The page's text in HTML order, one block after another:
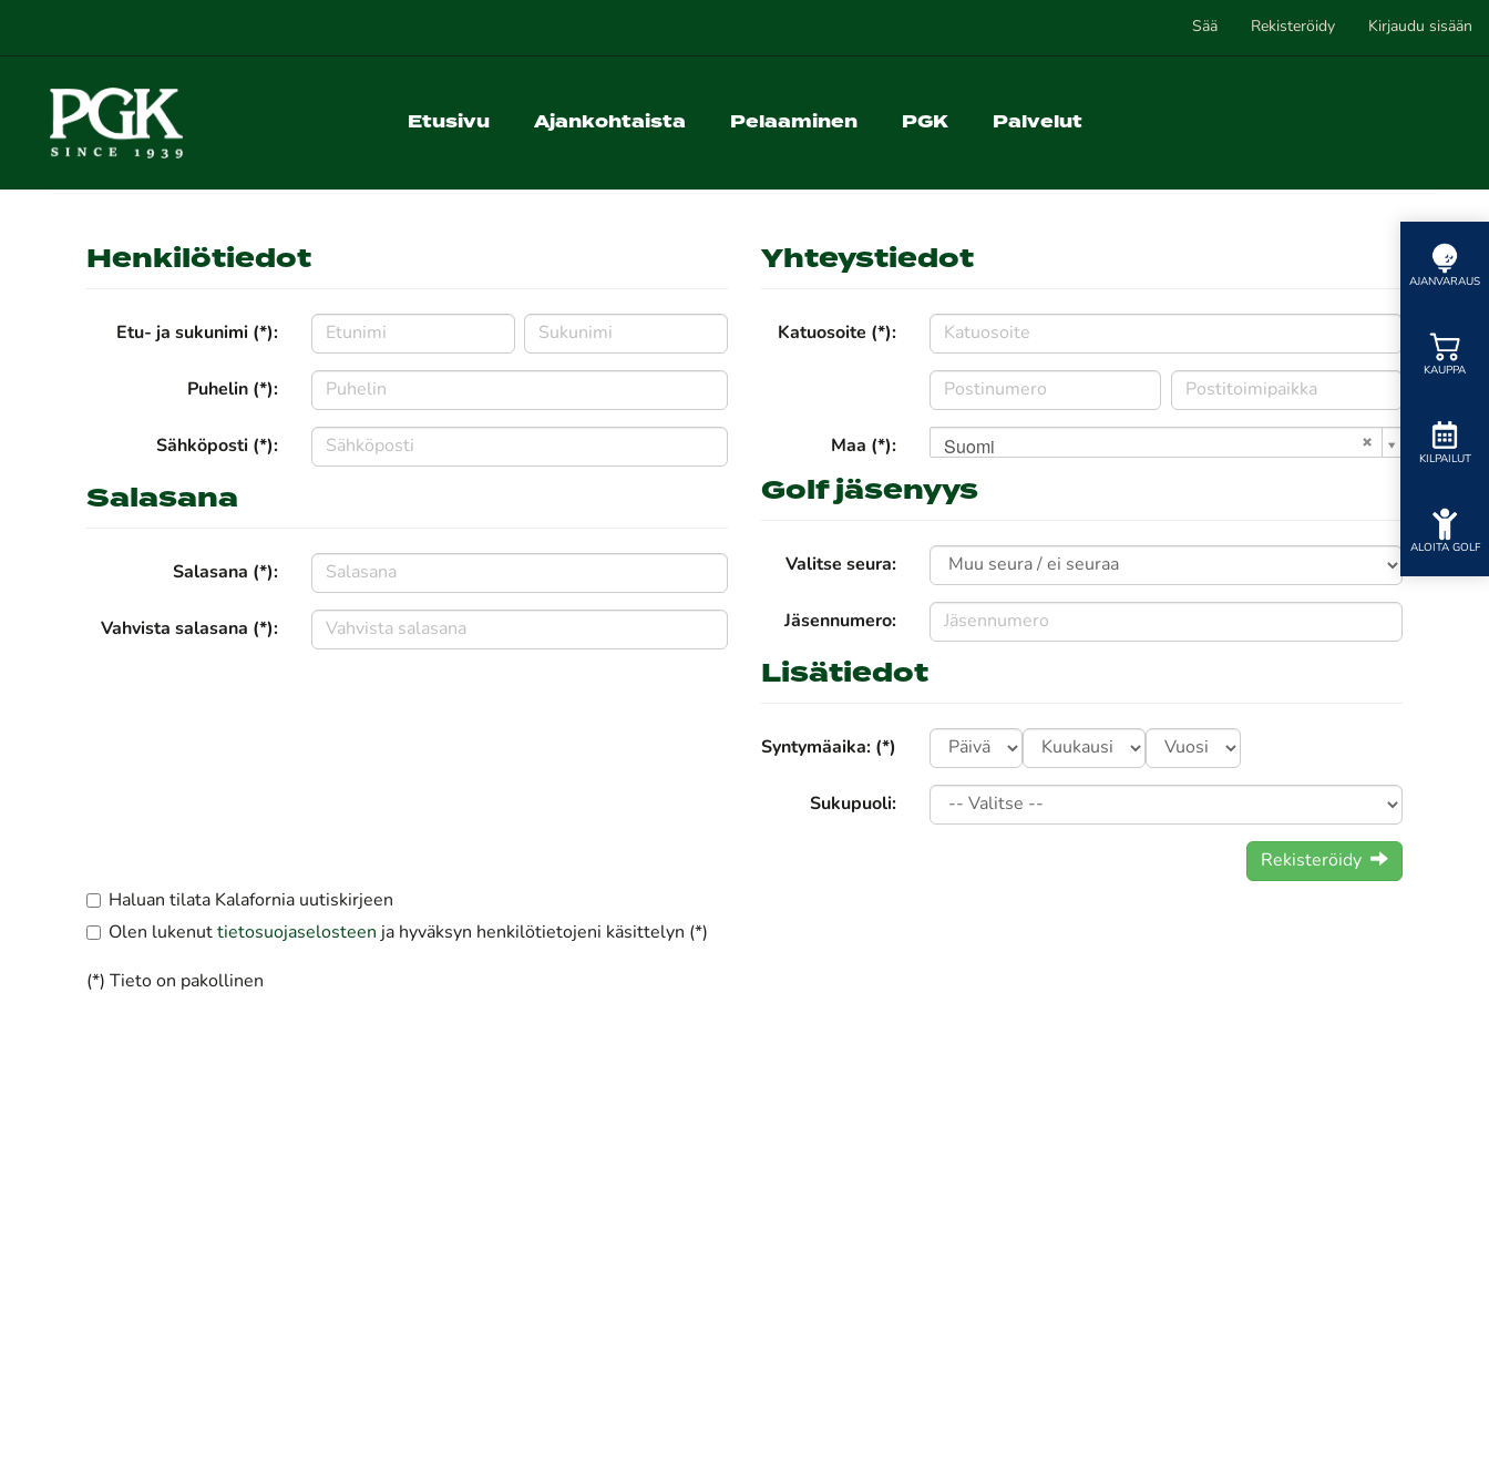
Sää Rekisteröidy Kirjaudu sisään
Etusivu Ajankohtaista Pelaaminen PGK Palvelut
AJANVARAUS
KAUPPA
KILPAILUT
ALOITA GOLF
Henkilötiedot
Etu- ja sukunimi (*):
Puhelin (*):
Sähköposti (*):
Salasana
Salasana (*):
Vahvista salasana (*):
Yhteystiedot
Katuosoite (*):
Maa (*): Suomi
Golf jäsenyys
Valitse seura:
Jäsennumero:
Lisätiedot
Syntymäaika: (*)
Sukupuoli:
Rekisteröidy
Haluan tilata Kalafornia uutiskirjeen
Olen lukenut tietosuojaselosteen ja hyväksyn henkilötietojeni käsittelyn (*)
(*) Tieto on pakollinen